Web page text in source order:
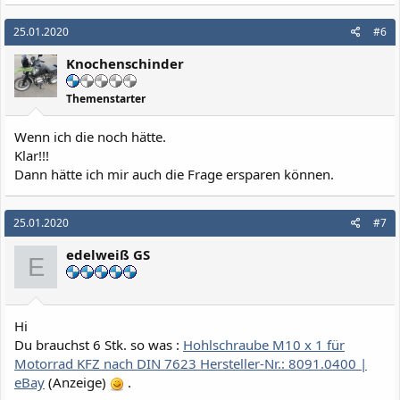
25.01.2020 #6
Knochenschinder
Themenstarter
Wenn ich die noch hätte.
Klar!!!
Dann hätte ich mir auch die Frage ersparen können.
25.01.2020 #7
E edelweiß GS
Hi
Du brauchst 6 Stk. so was : Hohlschraube M10 x 1 für
Motorrad KFZ nach DIN 7623 Hersteller-Nr.: 8091.0400 |
eBay (Anzeige) .